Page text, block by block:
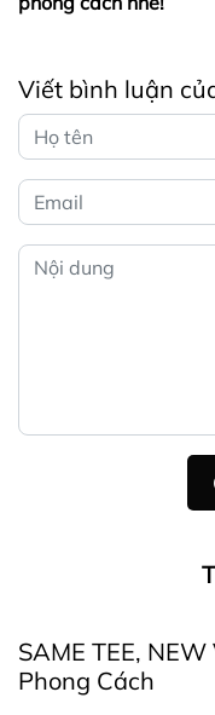
Viết bình luận
SAME TEE,
Phong Cách